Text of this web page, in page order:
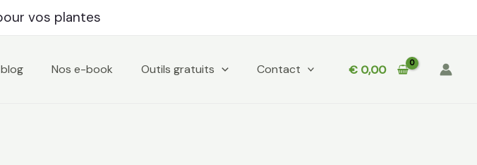
vos plantes
Nos e-book Outils gratuits Contact €0,00